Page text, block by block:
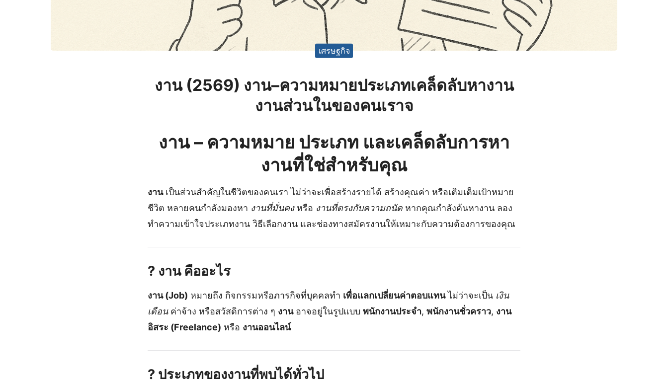
เศรษฐกิจ
งาน (2569) งาน–ความหมายประเภทเคล็ดลับหางาน
งานส่วนในของคนเราจ
งาน– ความหมาย ประเภท และเคล็ดลับการหา
งานที่ใช่สำหรับคุณ
งานเป็นส่วนสำคัญในชีวิตของคนเรา ไม่ว่าจะเพื่อสร้างรายได้ สร้างคุณค่า หรือเติมเต็มเป้าหมาย
ชีวิต หลายคนกำลังมองหา งานที่มั่นคงหรือ งานที่ตรงกับความถนัด หากคุณกำลังค้นหางาน ลอง
ทำความเข้าใจประเภทงาน วิธีเลือกงาน และช่องทางสมัครงานให้เหมาะกับความต้องการของคุณ
? งาน คืออะไร
งาน (Job) หมายถึง กิจกรรมหรือภารกิจที่บุคคลทำ เพื่อแลกเปลี่ยนค่าตอบแทนไม่ว่าจะเป็น เงิน
เดือนค่าจ้าง หรือสวัสดิการต่าง ๆ งานอาจอยู่ในรูปแบบ พนักงานประจำ, พนักงานชั่วคราว, งาน
อิสระ (Freelance) หรือ งานออนไลน์
? ประเภทของงานที่พบได้ทั่วไป